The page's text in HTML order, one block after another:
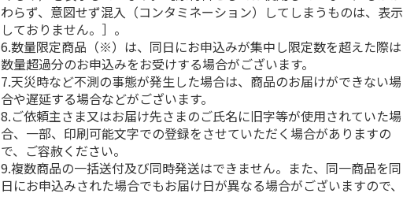
わらず、意図せず混入（コンタミネーション）してしまうものは、表示
しておりません。］。
6.数量限定商品（※）は、同日にお申込みが集中し限定数を超えた際は
数量超過分のお申込みをお受けする場合がございます。
7.天災時など不測の事態が発生した場合は、商品のお届けができない場
合や遅延する場合などがございます。
8.ご依頼主さま又はお届け先さまのご氏名に旧字等が使用されていた場
合、一部、印刷可能文字での登録をさせていただく場合がありますの
で、ご容赦ください。
9.複数商品の一括送付及び同時発送はできません。また、同一商品を同
日にお申込みされた場合でもお届け日が異なる場合がございますので、